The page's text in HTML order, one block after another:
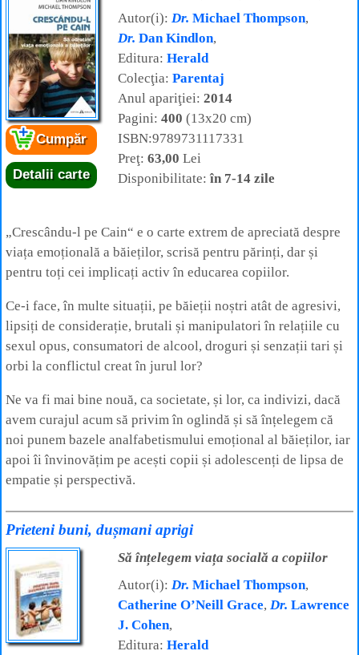
Cumpăr
Detalii carte
Autor(i): Dr. Michael Thompson,
Dr. Dan Kindlon,
Editura: Herald
Colecţia: Parentaj
Anul apariţiei: 2014
Pagini: 400 (13x20 cm)
ISBN:9789731117331
Preţ: 63,00 Lei
Disponibilitate:în 7-14 zile
„Crescându-l pe Cain“ e o carte extrem de apreciată despre
viața emoțională a băieților, scrisă pentru părinți, dar și
pentru toți cei implicați activ în educarea copiilor.
Ce-i face, în multe situații, pe băieții noștri atât de agresivi,
lipsiți de considerație, brutali și manipulatori în relațiile cu
sexul opus, consumatori de alcool, droguri și senzații tari și
orbi la conflictul creat în jurul lor?
Ne va fi mai bine nouă, ca societate, și lor, ca indivizi, dacă
avem curajul acum să privim în oglindă și să înțelegem că
noi punem bazele analfabetismului emoțional al băieților, iar
apoi îi învinovățim pe acești copii și adolescenți de lipsa de
empatie și perspectivă.
Prieteni buni, dușmani aprigi
Să înțelegem viața socială a copiilor
Autor(i): Dr. Michael Thompson,
Catherine O’Neill Grace, Dr. Lawrence
J. Cohen,
Editura: Herald